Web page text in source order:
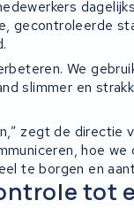
gecontroleerde
We
slimmer en
zegt de directie
hoe
te borgen en
tot